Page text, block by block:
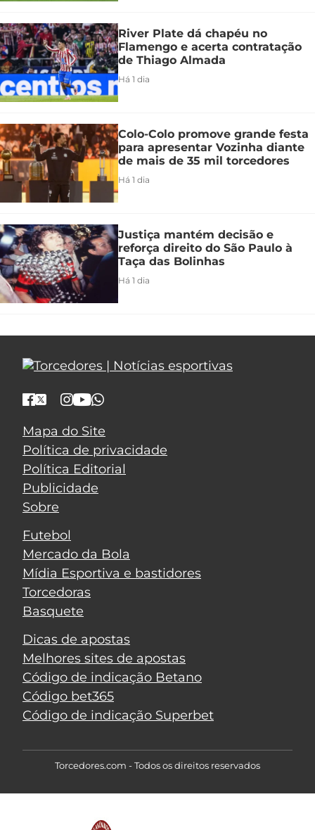
River Plate dá chapéu no
Flamengo e acerta contratação
de Thiago Almada
Há 1 dia
Colo-Colo promove grande festa
para apresentar Vozinha diante
de mais de 35 mil torcedores
Há 1 dia
Justiça mantém decisão e
reforça direito do São Paulo à
Taça das Bolinhas
Há 1 dia
Mapa do Site
Política de privacidade
Política Editorial
Publicidade
Sobre
Futebol
Mercado da Bola
Mídia Esportiva e bastidores
Torcedoras
Basquete
Dicas de apostas
Melhores sites de apostas
Código de indicação Betano
Código bet365
Código de indicação Superbet
Torcedores.com - Todos os direitos reservados